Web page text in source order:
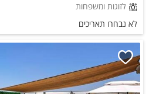
לזוגות ומשפחות
לא נבחרו תאריכים